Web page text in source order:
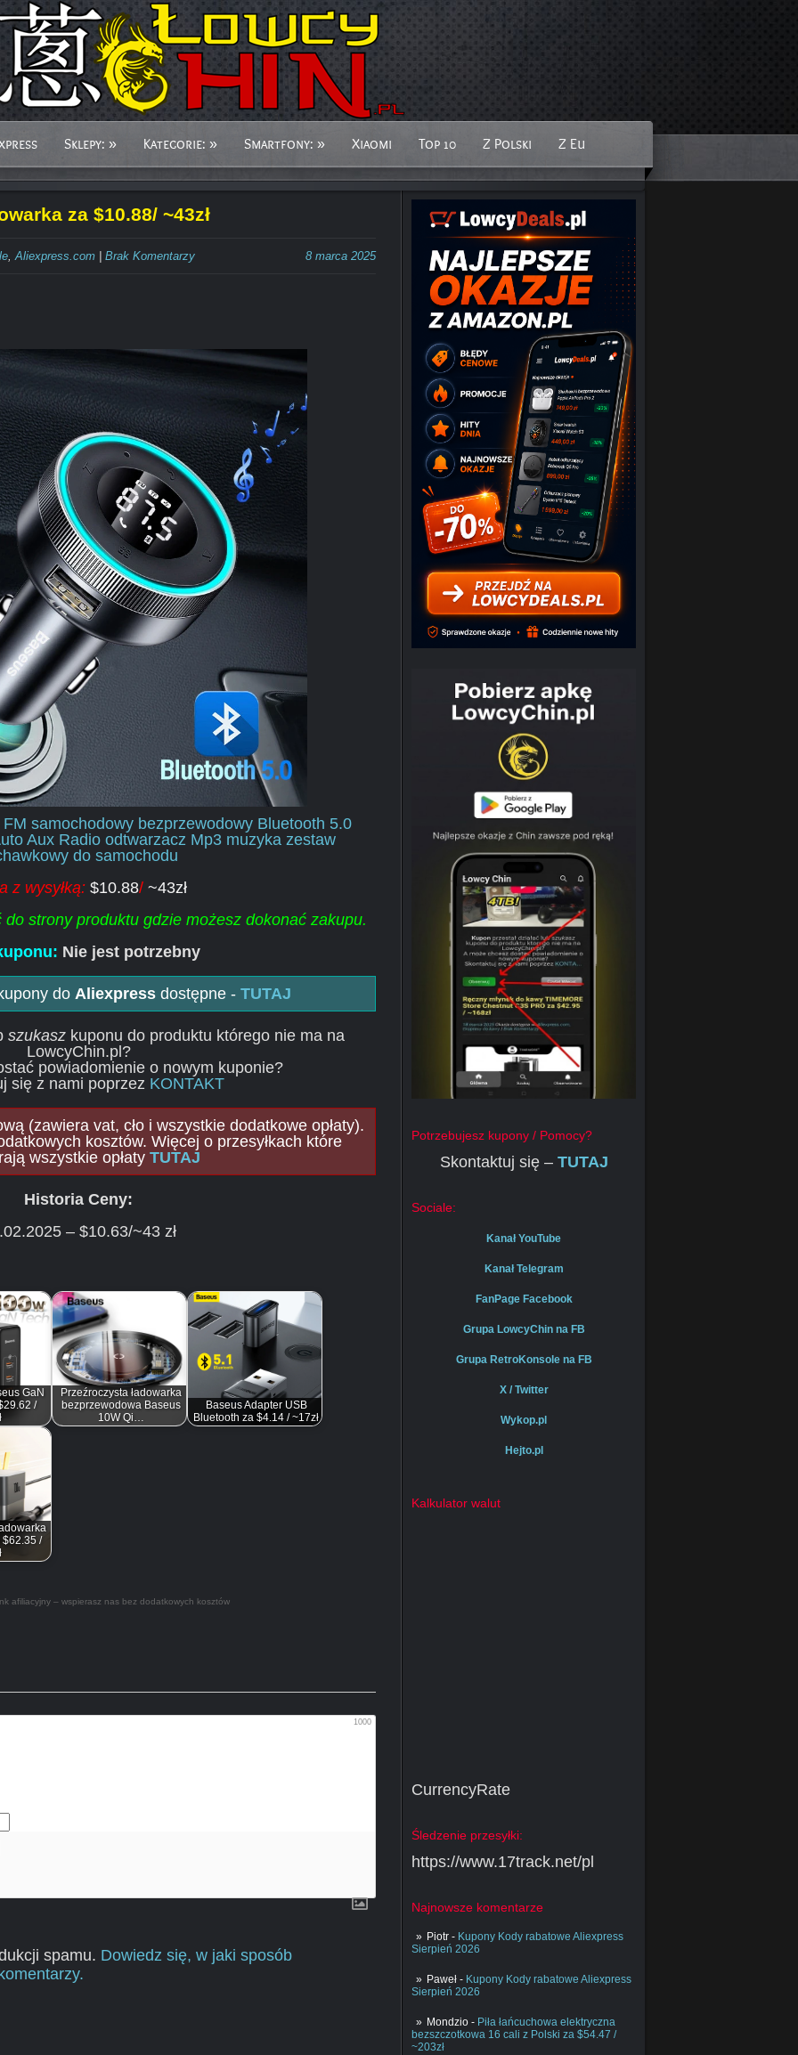
Sklepy: » Kategorie: » Smartfony: » Xiaomi Top 10 Z Polski Z Eu
Potrzebujesz kupony / Pomocy?
Skontaktuj się – TUTAJ
Sociale:
Kanał YouTube
Kanał Telegram
FanPage Facebook
Grupa LowcyChin na FB
Grupa RetroKonsole na FB
X / Twitter
Wykop.pl
Hejto.pl
Kalkulator walut
CurrencyRate
Śledzenie przesyłki:
https://www.17track.net/pl
Najnowsze komentarze
Piotr - Kupony Kody rabatowe Aliexpress
Sierpień 2026
Paweł - Kupony Kody rabatowe Aliexpress
Sierpień 2026
Mondzio - Piła łańcuchowa elektryczna
bezszczotkowa 16 cali z Polski za $54.47 /
~203zł
za $10.88/ ~43zł
8 marca 2025
,Aliexpress.com Brak Komentarzy
samochodowy bezprzewodowy Bluetooth 5.0
Aux Radio odtwarzacz Mp3 muzyka zestaw
do samochodu
z wysyłką: $10.88/ ~43zł
strony produktu gdzie możesz dokonać zakupu.
Nie jest potrzebny
do Aliexpressdostępne - TUTAJ
szukasz kuponu do produktu którego nie ma na
LowcyChin.pl?
powiadomienie o nowym kuponie?
się z nami poprzez KONTAKT
(zawiera vat, cło i wszystkie dodatkowe opłaty).
kosztów. Więcej o przesyłkach które
wszystkie opłaty TUTAJ
Historia Ceny:
– $10.63/~43 zł
GaN
/
Przeźroczysta ładowarka
bezprzewodowa Baseus
10W Qi…
Baseus Adapter USB
Bluetooth za $4.14 / ~17zł
$62.35 /
afiliacyjny – wspierasz nas bez dodatkowych kosztów
1000
spamu. Dowiedz się, w jaki sposób